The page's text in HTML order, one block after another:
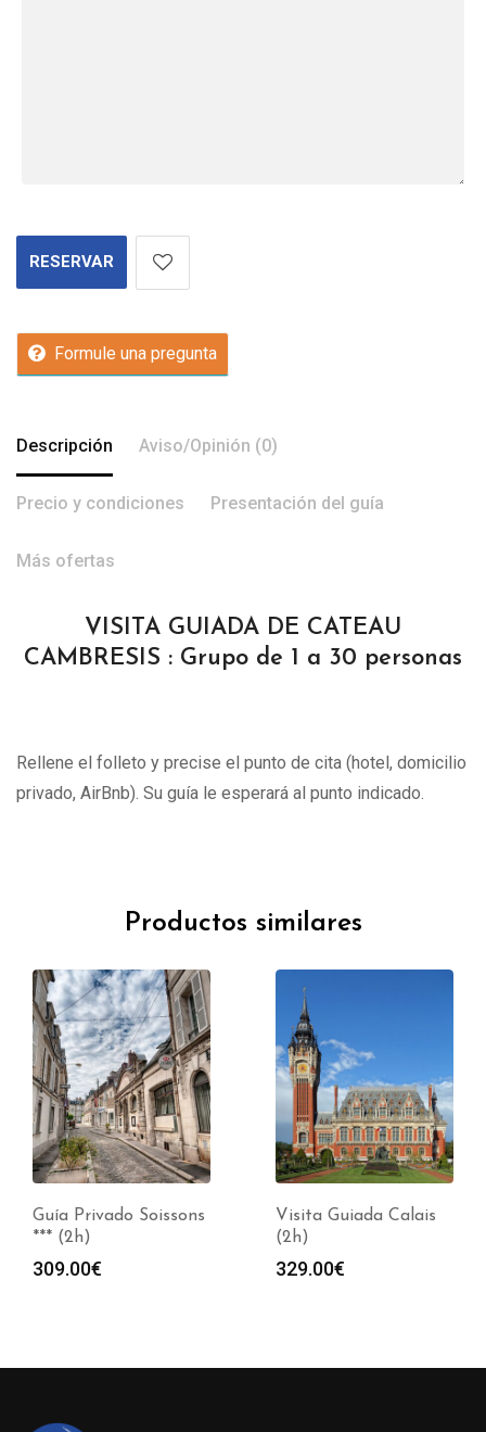
RESERVAR
Formule una pregunta
Descripción Aviso/Opinión (0)
Precio y condiciones Presentación del guía
Más ofertas
VISITA GUIADA DE CATEAU
CAMBRESIS : Grupo de 1 a 30 personas
Rellene el folleto y precise el punto de cita (hotel, domicilio
privado, AirBnb). Su guía le esperará al punto indicado.
Productos similares
Guía Privado Soissons
*** (2h)
309.00€
Visita Guiada Calais
(2h)
329.00€